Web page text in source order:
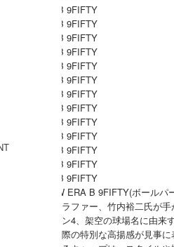
PARK x NEW ERA B 9FIFTY(ボールパ
するフォトグラファー、竹内裕二氏が
ョンのシーズン4、架空の球場名に由来
場を訪れた際の特別な高揚感が見事に